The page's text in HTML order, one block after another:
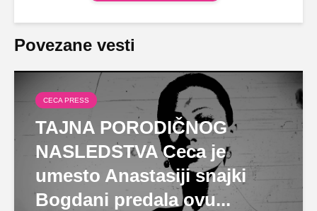
Povezane vesti
CECA PRESS
TAJNA PORODIČNOG
NASLEDSTVA Ceca je
umesto Anastasiji snajki
Bogdani predala ovu...